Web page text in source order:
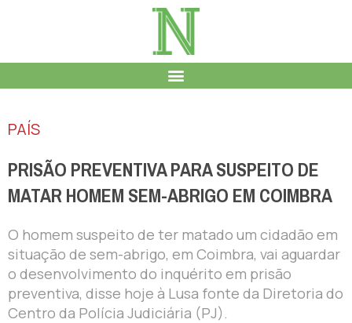
PAÍS
PRISÃO PREVENTIVA PARA SUSPEITO DE
MATAR HOMEM SEM-ABRIGO EM COIMBRA
O homem suspeito de ter matado um cidadão em
situação de sem-abrigo, em Coimbra, vai aguardar
o desenvolvimento do inquérito em prisão
preventiva, disse hoje à Lusa fonte da Diretoria do
Centro da Polícia Judiciária (PJ).